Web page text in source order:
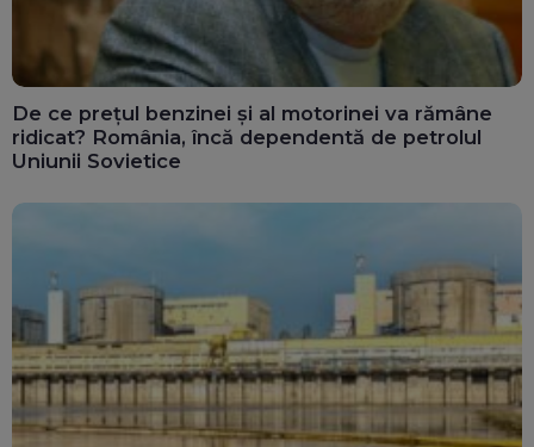
De ce prețul benzinei și al motorinei va rămâne
ridicat? România, încă dependentă de petrolul
Uniunii Sovietice